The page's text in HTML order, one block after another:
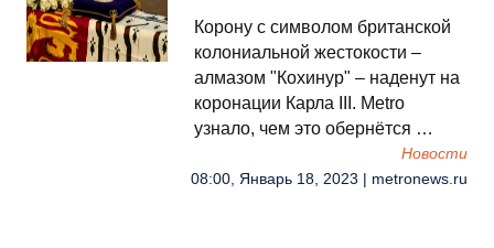
Корону с символом британской
колониальной жестокости –
алмазом "Кохинур" – наденут на
коронации Карла III. Metro
узнало, чем это обернётся …
Новости
08:00, Январь 18, 2023 | metronews.ru